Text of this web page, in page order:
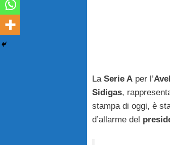
La Serie A per l’
Sidigas,
stampa di oggi, è
d’allarme del